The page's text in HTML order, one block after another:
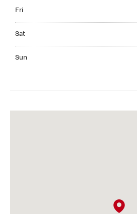
Fri
Sat
Sun